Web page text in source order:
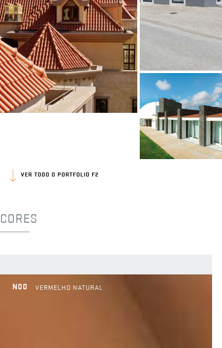
VER TODO O PORTFOLIO F2
CORES
N00 VERMELHO NATURAL